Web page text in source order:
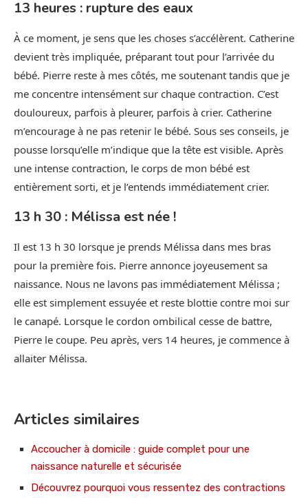
13 heures : rupture des eaux
À ce moment, je sens que les choses s’accélèrent. Catherine
devient très impliquée, préparant tout pour l’arrivée du
bébé. Pierre reste à mes côtés, me soutenant tandis que je
me concentre intensément sur chaque contraction. C’est
douloureux, parfois à pleurer, parfois à crier. Catherine
m’encourage à ne pas retenir le bébé. Sous ses conseils, je
pousse lorsqu’elle m’indique que la tête est visible. Après
une intense contraction, le corps de mon bébé est
entièrement sorti, et je l’entends immédiatement crier.
13 h 30 : Mélissa est née !
Il est 13 h 30 lorsque je prends Mélissa dans mes bras
pour la première fois. Pierre annonce joyeusement sa
naissance. Nous ne lavons pas immédiatement Mélissa ;
elle est simplement essuyée et reste blottie contre moi sur
le canapé. Lorsque le cordon ombilical cesse de battre,
Pierre le coupe. Peu après, vers 14 heures, je commence à
allaiter Mélissa.
Articles similaires
Accoucher à domicile : guide complet pour une
naissance naturelle et sécurisée
Découvrez pourquoi vous ressentez des contractions